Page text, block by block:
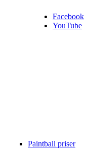
Facebook
YouTube
Paintball priser